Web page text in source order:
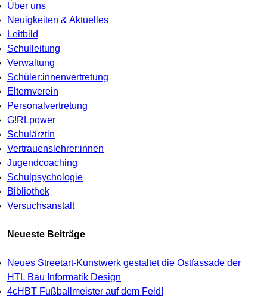
Über uns
Neuigkeiten & Aktuelles
Leitbild
Schulleitung
Verwaltung
Schüler:innenvertretung
Elternverein
Personalvertretung
G!RLpower
Schulärztin
Vertrauenslehrer:innen
Jugendcoaching
Schulpsychologie
Bibliothek
Versuchsanstalt
Neueste Beiträge
Neues Streetart-Kunstwerk gestaltet die Ostfassade der
HTL Bau Informatik Design
4cHBT Fußballmeister auf dem Feld!